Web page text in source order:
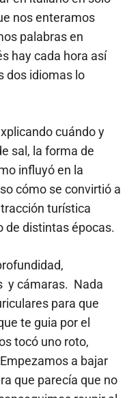
nos enteramos
palabras en
hay cada hora así
dos idiomas lo
cuándo y
sal, la forma de
influyó en la
cómo se convirtió a
turística
de distintas épocas.
y cámaras. Nada
para que
te guia por el
tocó uno roto,
a bajar
que parecía que no